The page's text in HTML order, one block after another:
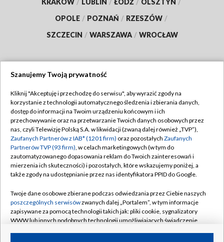
KRAKÓW / LUBLIN / ŁÓDŹ / OLSZTYN /
OPOLE / POZNAŃ / RZESZÓW /
SZCZECIN / WARSZAWA / WROCŁAW
TVP
Abonament TVP
Emisja w TVP
Centrum informacji TVP
Naziemna Telewizja Cyfrowa
Rada Programowa
System NOS
Informacje o nadawcy
Regulamin TVP
Polityka prywatności
Moje zgody
Pomoc
Kontakt
Kanały
Szanujemy Twoją prywatność
Kliknij "Akceptuję i przechodzę do serwisu", aby wyrazić zgody na
korzystanie z technologii automatycznego śledzenia i zbierania danych,
dostęp do informacji na Twoim urządzeniu końcowym i ich
przechowywanie oraz na przetwarzanie Twoich danych osobowych przez
nas, czyli Telewizję Polską S.A. w likwidacji (zwaną dalej również „TVP”),
Zaufanych Partnerów z IAB* (1201 firm) oraz pozostałych Zaufanych
Partnerów TVP (93 firm), w celach marketingowych (w tym do
zautomatyzowanego dopasowania reklam do Twoich zainteresowań i
mierzenia ich skuteczności) i pozostałych, które wskazujemy poniżej, a
także zgody na udostępnianie przez nas identyfikatora PPID do Google.
Twoje dane osobowe zbierane podczas odwiedzania przez Ciebie naszych
poszczególnych serwisówzwanych dalej „Portalem”, w tym informacje
zapisywane za pomocą technologii takich jak: pliki cookie, sygnalizatory
WWW lub innych podobnych technologii umożliwiających świadczenie